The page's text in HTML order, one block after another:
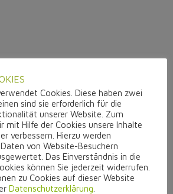
Cookies. Diese haben zwei
sind sie erforderlich für die
unserer Website. Zum
mit Hilfe der Cookies unsere Inhalte
verbessern. Hierzu werden
von Website-Besuchern
Das Einverständnis in die
können Sie jederzeit widerrufen.
zu Cookies auf dieser Website
Datenschutzerklärung